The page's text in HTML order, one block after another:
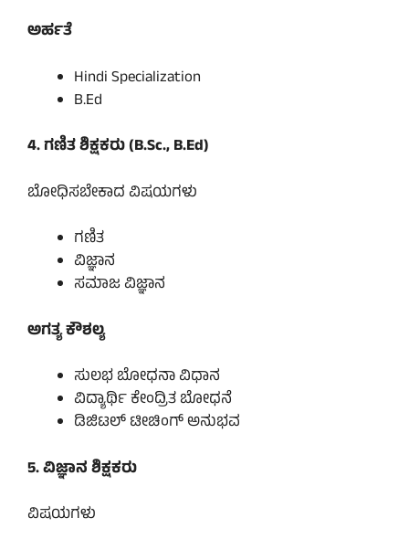
ಅರ್ಹತೆ
Hindi Specialization
B.Ed
4. ಗಣಿತ ಶಿಕ್ಷಕರು (B.Sc.,B.Ed)
ಬೋಧಿಸಬೇಕಾದ ವಿಷಯಗಳು
ಗಣಿತ
ವಿಜ್ಞಾನ
ಸಮಾಜ ವಿಜ್ಞಾನ
ಅಗತ್ಯ ಕೌಶಲ್ಯ
ಸುಲಭ ಬೋಧನಾ ವಿಧಾನ
ವಿದ್ಯಾರ್ಥಿ ಕೇಂದ್ರಿತ ಬೋಧನೆ
ಡಿಜಿಟಲ್ ಟೀಚಿಂಗ್ ಅನುಭವ
5. ವಿಜ್ಞಾನ ಶಿಕ್ಷಕರು
ವಿಷಯಗಳು